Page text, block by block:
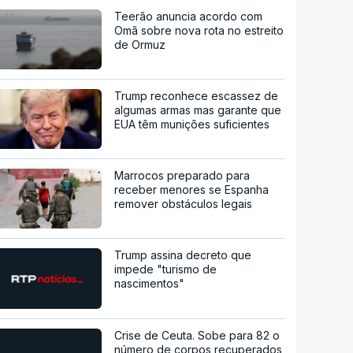
Teerão anuncia acordo com
Omã sobre nova rota no estreito
de Ormuz
Trump reconhece escassez de
algumas armas mas garante que
EUA têm munições suficientes
Marrocos preparado para
receber menores se Espanha
remover obstáculos legais
Trump assina decreto que
impede "turismo de
nascimentos"
Crise de Ceuta. Sobe para 82 o
número de corpos recuperados